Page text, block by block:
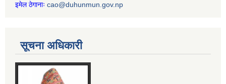
इमेल ठेगानाः cao@duhunmun.gov.np
सूचना अधिकारी